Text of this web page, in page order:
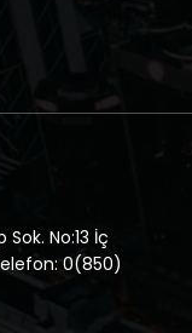
No:13 İç
0(850)